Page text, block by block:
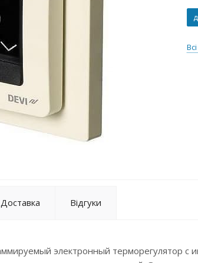
Доставка Відгуки
электронный терморегулятор с